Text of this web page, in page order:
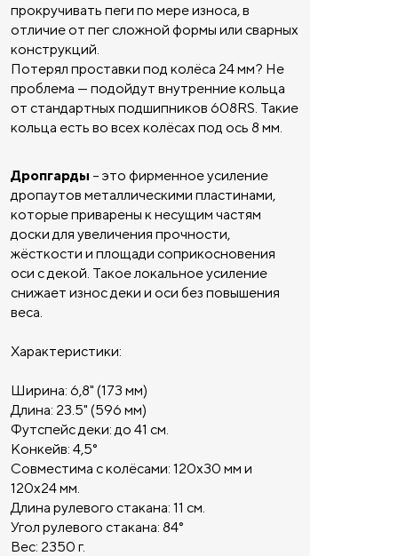
прокручивать пеги по мере износа, в
отличие от пег сложной формы или сварных
конструкций.
Потерял проставки под колёса 24 мм? Не
проблема — подойдут внутренние кольца
от стандартных подшипников 608RS. Такие
кольца есть во всех колёсах под ось 8 мм.
Дропгарды – это фирменное усиление
дропаутов металлическими пластинами,
которые приварены к несущим частям
доски для увеличения прочности,
жёсткости и площади соприкосновения
оси с декой. Такое локальное усиление
снижает износ деки и оси без повышения
веса.
Характеристики:
Ширина: 6,8" (173 мм)
Длина: 23.5" (596 мм)
Футспейс деки: до 41 см.
Конкейв: 4,5°
Совместима с колёсами: 120х30 мм и
120х24 мм.
Длина рулевого стакана: 11 см.
Угол рулевого стакана: 84°
Вес: 2350 г.